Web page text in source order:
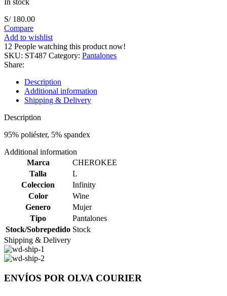
In stock
S/180.00
Compare
Add to wishlist
12 People watching this product now!
SKU: ST487 Category: Pantalones
Share:
Description
Additional information
Shipping & Delivery
Description
95% poliéster, 5% spandex
Additional information
Marca
CHEROKEE
Talla
L
Coleccion
Infinity
Color
Wine
Genero
Mujer
Tipo
Pantalones
Stock/Sobrepedido Stock
Shipping & Delivery
ENVÍOS POR OLVA COURIER